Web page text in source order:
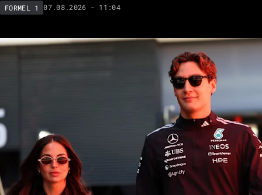
FORMEL 1 07.08.2026 - 11:04